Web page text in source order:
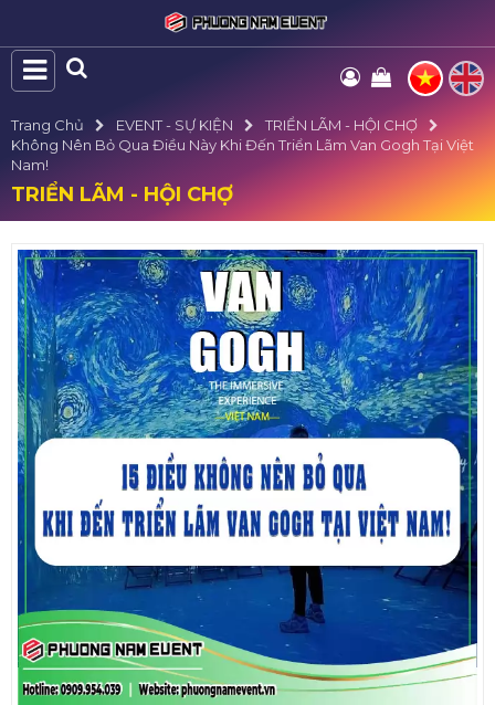
Trang Chủ EVENT - SỰ KIỆN
TRIỂN LÃM - HỘI CHỢ
Không Nên Bỏ Qua Điều Này Khi Đến Triển Lãm Van Gogh Tại Việt
Nam!
TRIỂN LÃM - HỘI CHỢ